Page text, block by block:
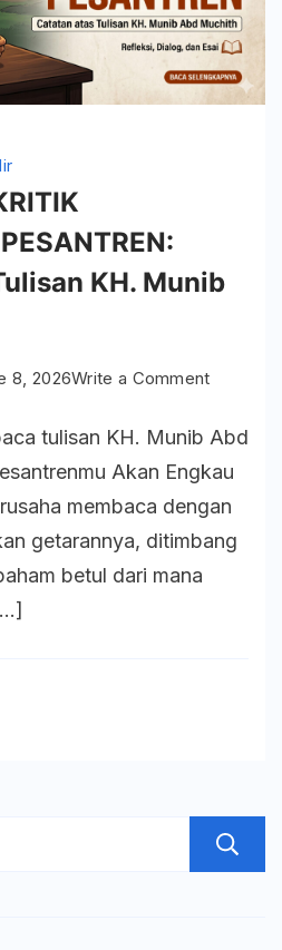
KH. Munib
8, 2026Write a Commenton
ATAS
KRITIK
tulisan KH. Munib Abd
Akan Engkau
membaca dengan
getarannya, ditimbang
betul dari mana